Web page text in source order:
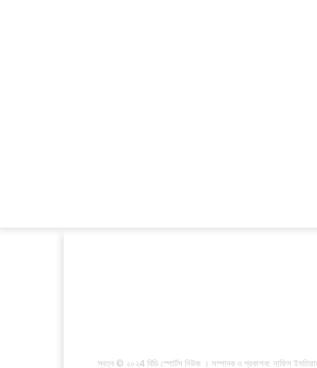
স্বত্ব © ২০২4 বিডি স্পোর্টস নিউজ । সম্পাদক ও প্রকাশক: নাফিস